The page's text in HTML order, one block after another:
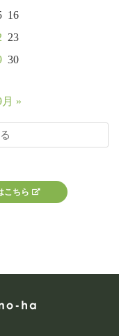
16
23
30
月 »
こちら